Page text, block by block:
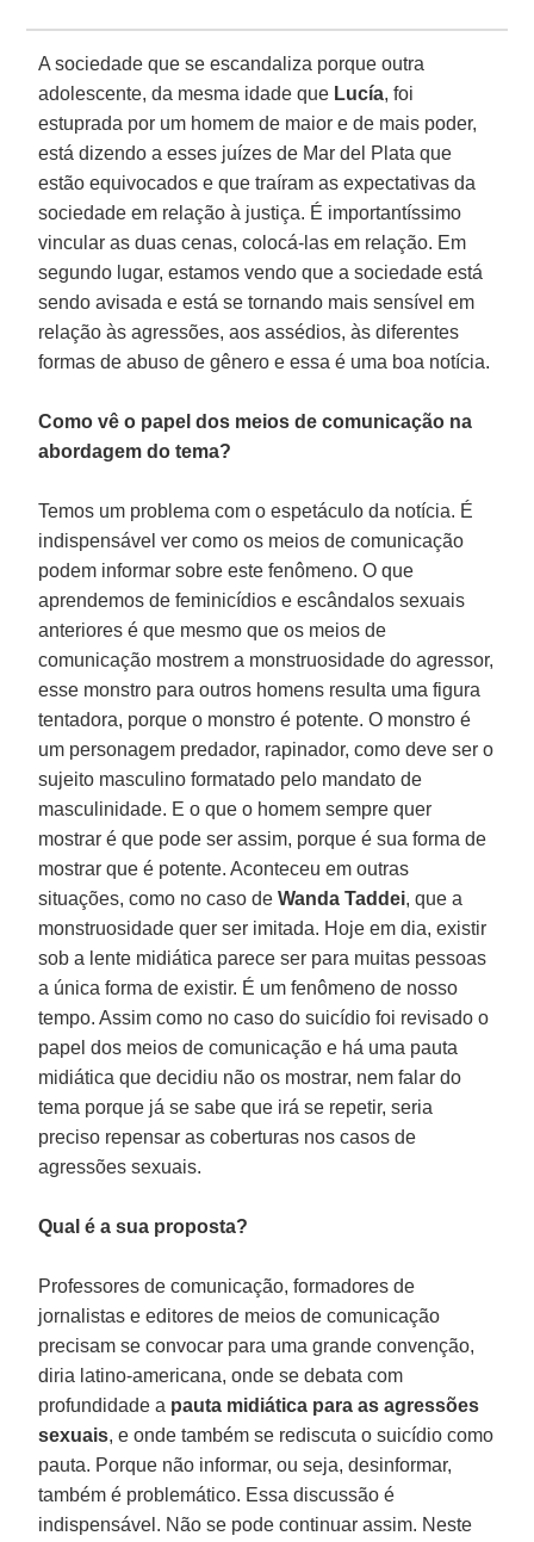
A sociedade que se escandaliza porque outra
adolescente, da mesma idade que Lucía, foi
estuprada por um homem de maior e de mais poder,
está dizendo a esses juízes de Mar del Plata que
estão equivocados e que traíram as expectativas da
sociedade em relação à justiça. É importantíssimo
vincular as duas cenas, colocá-las em relação. Em
segundo lugar, estamos vendo que a sociedade está
sendo avisada e está se tornando mais sensível em
relação às agressões, aos assédios, às diferentes
formas de abuso de gênero e essa é uma boa notícia.
Como vê o papel dos meios de comunicação na
abordagem do tema?
Temos um problema com o espetáculo da notícia. É
indispensável ver como os meios de comunicação
podem informar sobre este fenômeno. O que
aprendemos de feminicídios e escândalos sexuais
anteriores é que mesmo que os meios de
comunicação mostrem a monstruosidade do agressor,
esse monstro para outros homens resulta uma figura
tentadora, porque o monstro é potente. O monstro é
um personagem predador, rapinador, como deve ser o
sujeito masculino formatado pelo mandato de
masculinidade. E o que o homem sempre quer
mostrar é que pode ser assim, porque é sua forma de
mostrar que é potente. Aconteceu em outras
situações, como no caso deWanda Taddei, que a
monstruosidade quer ser imitada. Hoje em dia, existir
sob a lente midiática parece ser para muitas pessoas
a única forma de existir. É um fenômeno de nosso
tempo. Assim como no caso do suicídio foi revisado o
papel dos meios de comunicação e há uma pauta
midiática que decidiu não os mostrar, nem falar do
tema porque já se sabe que irá se repetir, seria
preciso repensar as coberturas nos casos de
agressões sexuais.
Qual é a sua proposta?
Professores de comunicação, formadores de
jornalistas e editores de meios de comunicação
precisam se convocar para uma grande convenção,
diria latino-americana, onde se debata com
profundidade a pauta midiática para as agressões
sexuais, e onde também se rediscuta o suicídio como
pauta. Porque não informar, ou seja, desinformar,
também é problemático. Essa discussão é
indispensável. Não se pode continuar assim. Neste